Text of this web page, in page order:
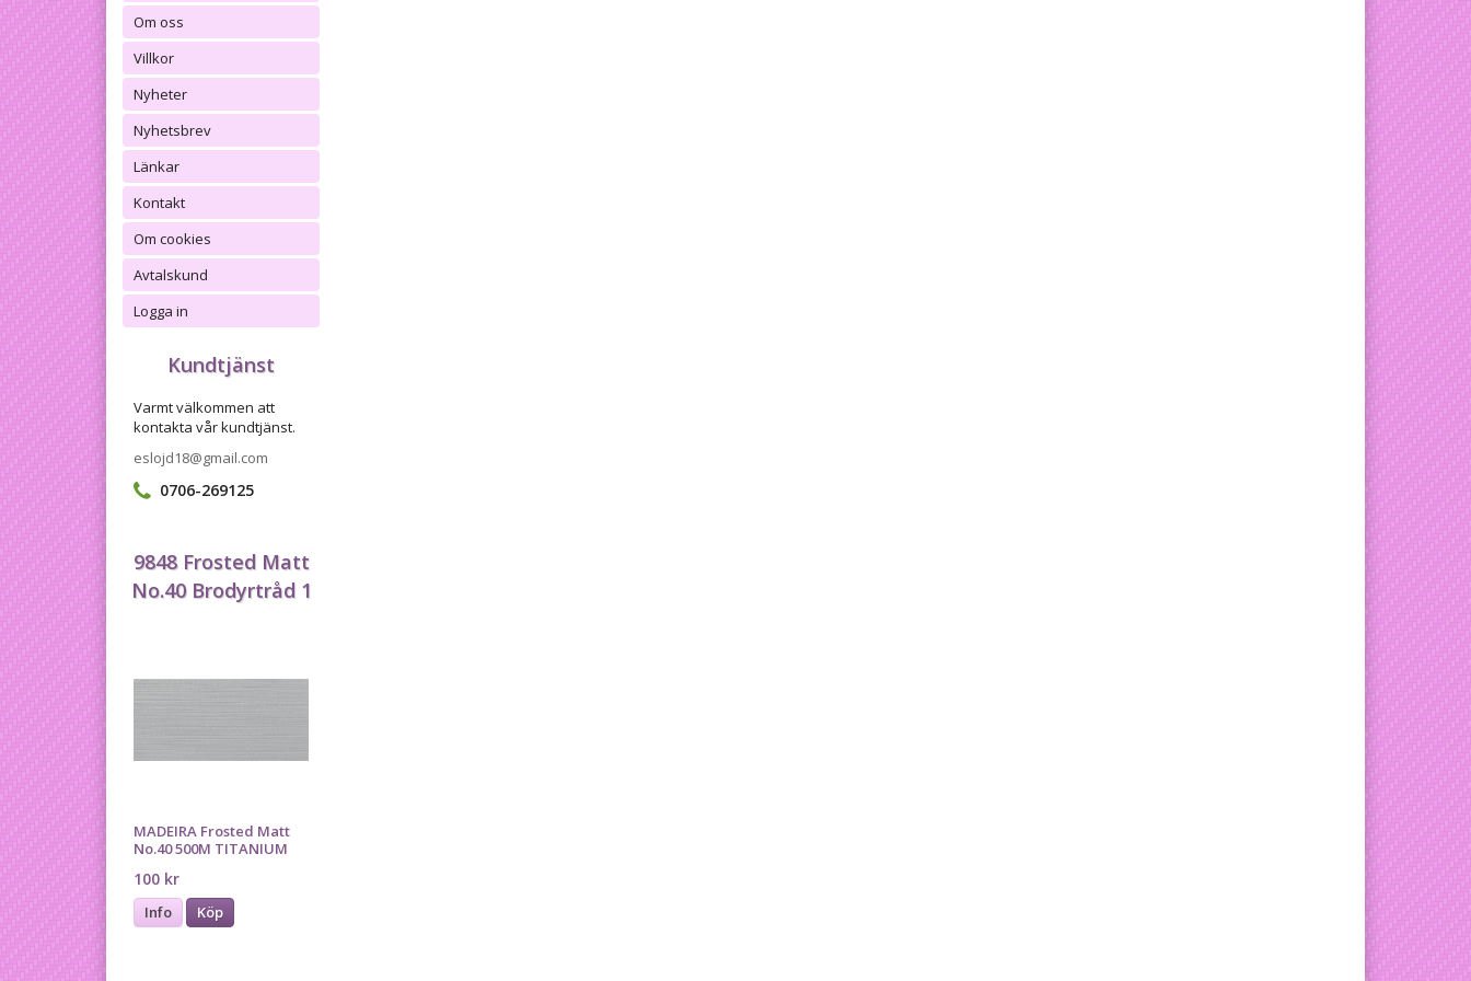
Om oss
Villkor
Nyheter
Nyhetsbrev
Länkar
Kontakt
Om cookies
Avtalskund
Logga in
Kundtjänst
Varmt välkommen att
kontakta vår kundtjänst.
eslojd18@gmail.com
0706-269125
9848 Frosted Matt
No.40 Brodyrtråd 1
MADEIRA Frosted Matt
No.40 500M TITANIUM
100 kr
Info Köp